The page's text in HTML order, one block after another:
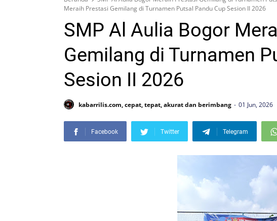
Meraih Prestasi Gemilang di Turnamen Putsal Pandu Cup Sesion II 2026
SMP Al Aulia Bogor
Gemilang di Turnamen
Sesion II 2026
kabarrilis.com, cepat, tepat, akurat dan berimbang 01 Jun, 2026
Facebook Twitter Telegram